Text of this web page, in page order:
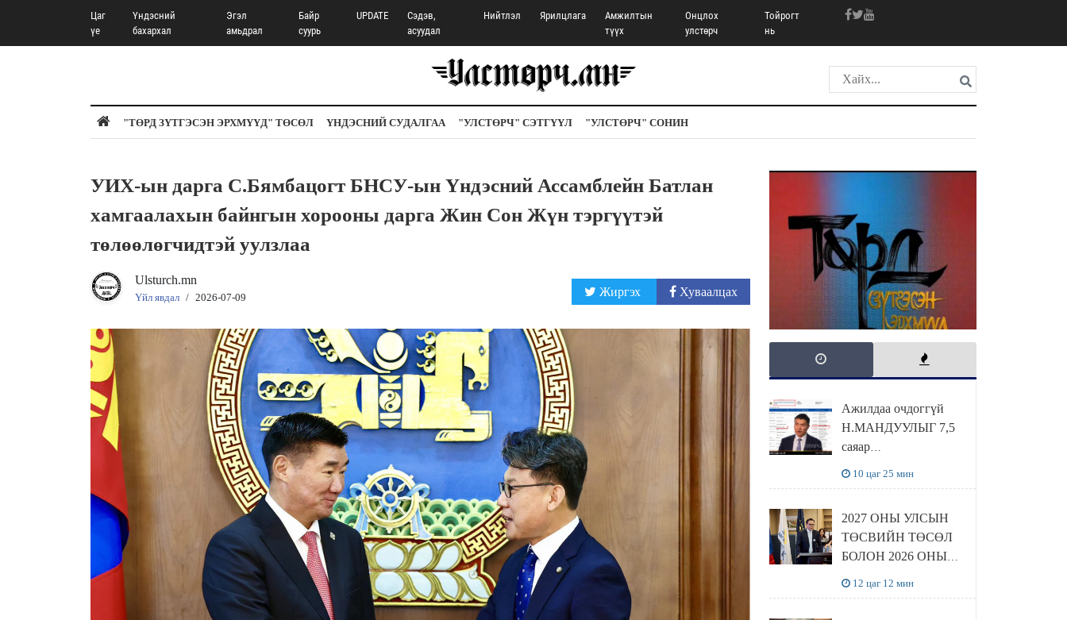
Цаг
үе
Үндэсний
бахархал
Эгэл
амьдрал
Байр
суурь
UPDATE
Сэдэв,
асуудал
Нийтлэл Ярилцлага
Амжилтын
түүх
Онцлох
улстөрч
Тойрогт
нь
"ТӨРД ЗҮТГЭСЭН ЭРХМҮҮД" ТӨСӨЛ ҮНДЭСНИЙ СУДАЛГАА "УЛСТӨРЧ" СЭТГҮҮЛ "УЛСТӨРЧ" СОНИН
УИХ-ын дарга С.Бямбацогт БНСУ-ын Үндэсний Ассамблейн Батлан
хамгаалахын байнгын хорооны дарга Жин Сон Жүн тэргүүтэй
төлөөлөгчидтэй уулзлаа
Ulsturch.mn
Үйл явдал / 2026-07-09 Жиргэх Хуваалцах
Ажилдаа очдоггүй
Н.МАНДУУЛЫГ 7,5
саяар
10 цаг 25 мин
2027 ОНЫ УЛСЫН
ТӨСВИЙН ТӨСӨЛ
БОЛОН 2026 ОНЫ
12 цаг 12 мин